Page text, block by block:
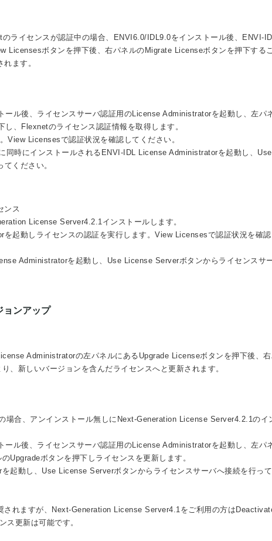
ライセンスが認証中の場合、ENVI6.0/IDL9.0をインストール後、ENVI-
Licensesボタンを押下後、右パネルのMigrate Licenseボタンを押下する
ます。
ル後、ライセンスサーバ認証用のLicense Administratorを起動し、左パ
、Flexnetのライセンス認証情報を取得します。
View Licensesで認証状況を確認してください。
同時にインストールされるENVI-IDL License Administratorを起動し、
ください。
ンス
License Server4.2.1インストールします。
起動しライセンスの認証を実行します。View Licensesで認証状況を確
Administratorを起動し、Use License Serverボタンからライセンスサ
ンアップ
Administratorの左パネルにあるUpgrade Licenseボタンを押下後、右
、新しいバージョンを含んだライセンスへと更新されます。
場合、アンインストール無しにNext-Generation License Server4.2.1のイ
ル後、ライセンスサーバ認証用のLicense Administratorを起動し、左パ
Upgradeボタンを押下しライセンスを更新します。
起動し、Use License Serverボタンからライセンスサーバへ接続を行って
されますが、Next-Generation License Server4.1をご利用の方は
更新は可能です。